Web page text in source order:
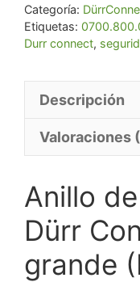
Categoría:
Etiquetas:
Durr connect,
Descripción
Valoraciones
Anillo
Dürr
grande